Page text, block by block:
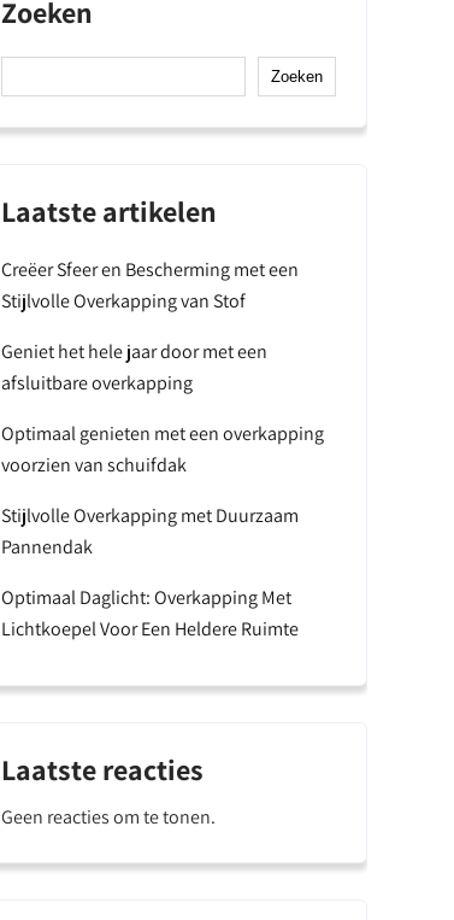
Zoeken
Zoeken
Laatste artikelen
Creëer Sfeer en Bescherming met een
Stijlvolle Overkapping van Stof
Geniet het hele jaar door met een
afsluitbare overkapping
Optimaal genieten met een overkapping
voorzien van schuifdak
Stijlvolle Overkapping met Duurzaam
Pannendak
Optimaal Daglicht: Overkapping Met
Lichtkoepel Voor Een Heldere Ruimte
Laatste reacties
Geen reacties om te tonen.